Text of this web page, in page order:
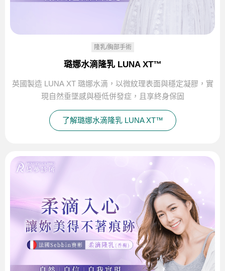
隆乳/胸部手術
璐娜水滴隆乳 LUNA XT™
英國製造 LUNA XT 璐娜水滴，以微紋理表面與穩定凝膠，實
現自然垂墜感與極低併發症，且享終身保固
了解璐娜水滴隆乳 LUNA XT™